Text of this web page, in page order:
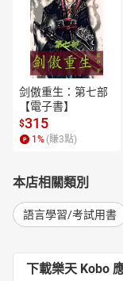
depictions of a
. Learn more
Charm of The
and right
addresses why
the exciting
Enjoy English .
到了十二月，
了。每年這個
親朋好友聚餐
項，適合那些
晚餐最著名的
更多資訊。你
擾》說明了這
剑傲重生：第七部
【電子書】
$315
1 % (賺3點)
本店相關類別
語言學習/考試用書
下載樂天 Kobo